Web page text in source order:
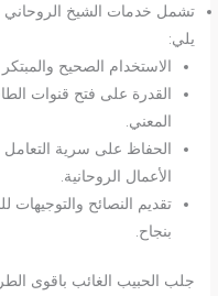
تشمل خدمات الشيخ
يلي:
الاستخدام الصحيح
القدرة على فتح قنوات
المعني.
الحفاظ على سرية التعامل
الأعمال الروحانية.
تقديم النصائح
بنجاح.
جلب الحبيب الغائب باقوى